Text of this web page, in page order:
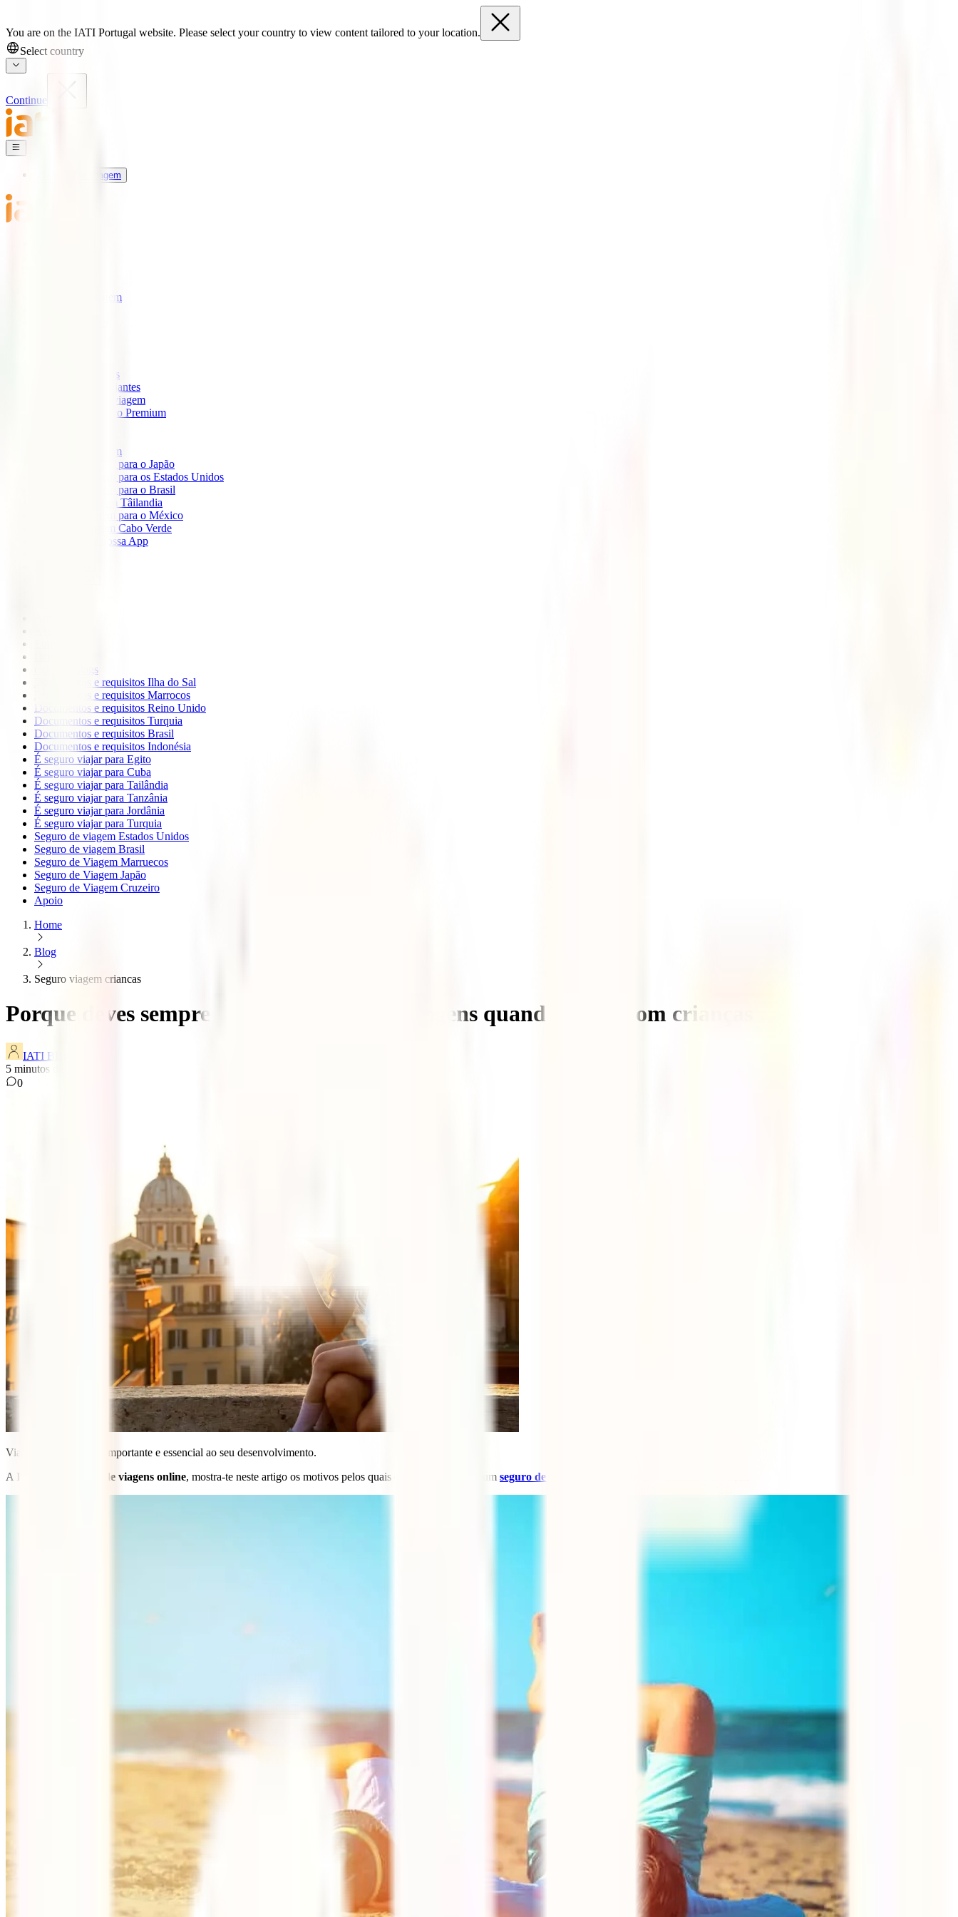
You are on the IATI Portugal website. Please select your country to view content tailored to your location.
Select country
Continue
Seguros de Viagem
Seguros de Viagem
IATI Escapadinhas
IATI Grandes Viajantes
IATI Anual Multiviagem
IATI Cancelamento Premium
Seguros de Viagem
Seguro de viagem para o Japão
Seguro de viagem para os Estados Unidos
Seguro de viagem para o Brasil
Seguro de Viagem Tâilandia
Seguro de viagem para o México
Seguro de viagem Cabo Verde
Descarregue a nossa App
todos os blogs
Documentos e requisitos Ilha do Sal
Documentos e requisitos Marrocos
Documentos e requisitos Reino Unido
Documentos e requisitos Turquia
Documentos e requisitos Brasil
Documentos e requisitos Indonésia
É seguro viajar para Egito
É seguro viajar para Cuba
É seguro viajar para Tailândia
É seguro viajar para Tanzânia
É seguro viajar para Jordânia
É seguro viajar para Turquia
Seguro de viagem Estados Unidos
Seguro de viagem Brasil
Seguro de Viagem Marruecos
Seguro de Viagem Japão
Seguro de Viagem Cruzeiro
Apoio
Home
Blog
Seguro viagem criancas
Porque deves sempre fazer um seguro de viagens quando viajas com crianças
IATI Blog
5 minutos de leitura
0
Viajar com crianças é importante e essencial ao seu desenvolvimento.
A IATI, seguradora de viagens online, mostra-te neste artigo os motivos pelos quais deves fazer sempre um seguro de viagens